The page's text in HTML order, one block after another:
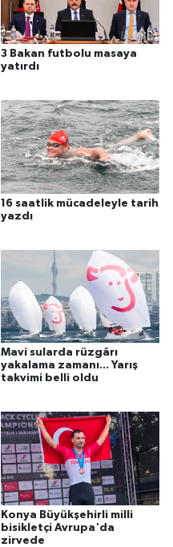
3 Bakan futbolu masaya
yatırdı
16 saatlik mücadeleyle tarih
yazdı
Mavi sularda rüzgârı
yakalama zamanı... Yarış
takvimi belli oldu
Konya Büyükşehirli milli
bisikletçi Avrupa'da
zirvede